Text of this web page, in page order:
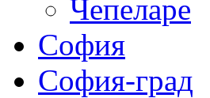
Чепеларе
София
София-град